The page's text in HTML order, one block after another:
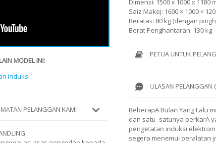
MODEL INI:
induksi
PELANGGAN KAMI
Dimensi: 1500 x 1000 x 1180
Saiz Makej: 1600 × 1000 ×
Beratas: 80 kg (dengan
Berat Penghantaran: 130 kg
PETUA UNTUK
ULASAN PELANGGAN
BeberapA Bulan Yang Lalu
dan satu- satunya perkarA
pengetatan induksi
segera menemui peralatan